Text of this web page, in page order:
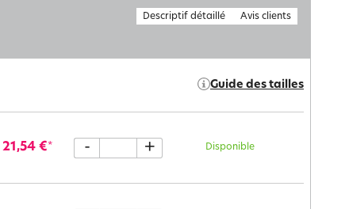
Descriptif détaillé Avis clients
Guide des tailles
21,54 €* Disponible
- +